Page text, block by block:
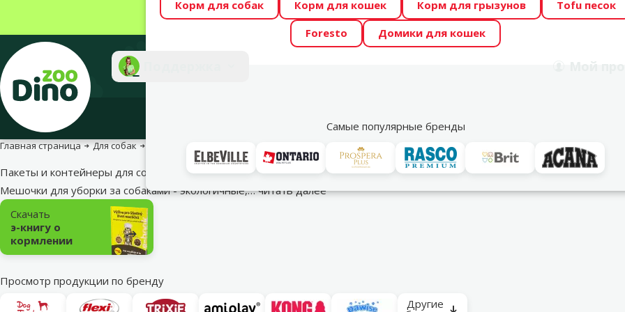
Весь месяц Dino Zoo предлагает отличные цены на ТОП-овые корма! 🍖
Фотоконкурс “GADA ŪSAIŅI”! Возможно Твой питомец станет звездой
Корм для собак Корм для кошек Корм для грызунов
Tofu песок
Foresto
Домики для кошек
Самые популярные бренды
Акции
Главная страница Для собак Пакеты и контейнеры для собачьих экскрементов
Пакеты и контейнеры для собачьих экскрементов
Мешочки для уборки за собаками - экологичные,…читать далее
Подкатегория
Скачать
э-книгу о
кормлении
Просмотр продукции по бренду
Другие